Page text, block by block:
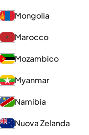
Mongolia
Marocco
Mozambico
Myanmar
Namibia
Nuova Zelanda